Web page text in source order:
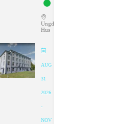
Ungdommens
Hus
AUG
31
2026
-
NOV